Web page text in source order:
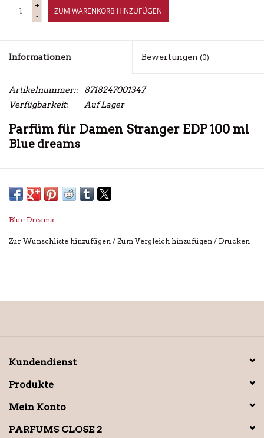
+
-
ZUM WARENKORB HINZUFÜGEN
Informationen Bewertungen (0)
Artikelnummer::
8718247001347
Verfügbarkeit:
Auf Lager
Parfüm für Damen Stranger EDP 100 ml
Blue dreams
Blue Dreams
Zur Wunschliste hinzufügen / Zum Vergleich hinzufügen / Drucken
Kundendienst
Produkte
Mein Konto
PARFUMS CLOSE 2